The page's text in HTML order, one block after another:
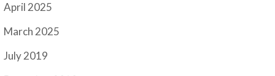
April 2025
March 2025
July 2019